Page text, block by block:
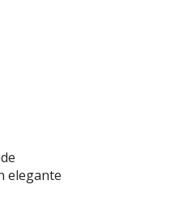
elegante